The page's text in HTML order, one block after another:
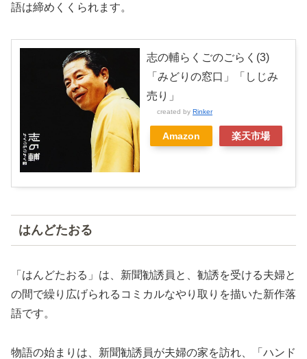
語は締めくくられます。
志の輔らくごのごらく(3)
「みどりの窓口」「しじみ
売り」
created by Rinker
Amazon 楽天市場
はんどたおる
「はんどたおる」は、新聞勧誘員と、勧誘を受ける夫婦と
の間で繰り広げられるコミカルなやり取りを描いた新作落
語です。
物語の始まりは、新聞勧誘員が夫婦の家を訪れ、「ハンド